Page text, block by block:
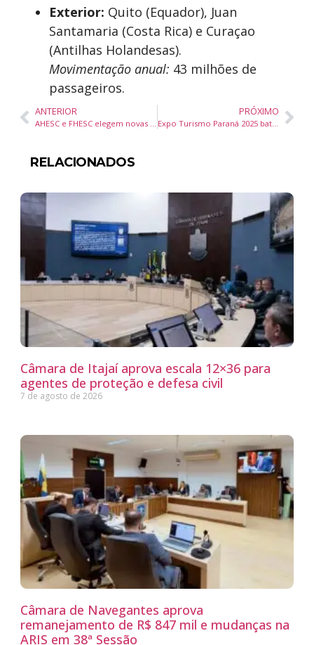
Exterior: Quito (Equador), Juan
Santamaria (Costa Rica) e Curaçao
(Antilhas Holandesas).
Movimentação anual: 43 milhões de
passageiros.
ANTERIOR
AHESC e FHESC elegem novas diretorias para o triênio 2025-2028
PRÓXIMO
Expo Turismo Paraná 2025 bate recordes e consolida-se como principal evento B2B do setor no estado
RELACIONADOS
Câmara de Itajaí aprova escala 12×36 para
agentes de proteção e defesa civil
7 de agosto de 2026
Câmara de Navegantes aprova
remanejamento de R$ 847 mil e mudanças na
ARIS em 38ª Sessão